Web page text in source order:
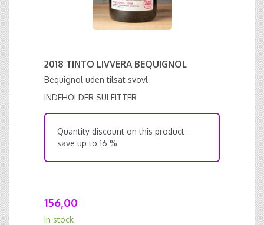
2018 TINTO LIVVERA BEQUIGNOL
Bequignol uden tilsat svovl
INDEHOLDER SULFITTER
Quantity discount on this product -
save up to 16 %
156,00
In stock